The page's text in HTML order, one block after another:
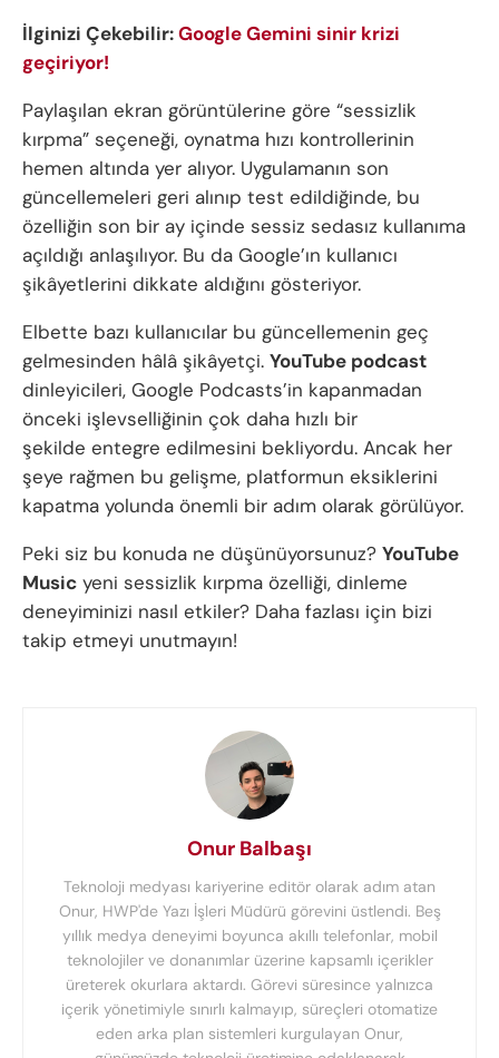
İlginizi Çekebilir:Google Gemini sinir krizi
geçiriyor!
Paylaşılan ekran görüntülerine göre “sessizlik
kırpma” seçeneği, oynatma hızı kontrollerinin
hemen altında yer alıyor. Uygulamanın son
güncellemeleri geri alınıp test edildiğinde, bu
özelliğin son bir ay içinde sessiz sedasız kullanıma
açıldığı anlaşılıyor. Bu da Google’ın kullanıcı
şikâyetlerini dikkate aldığını gösteriyor.
Elbette bazı kullanıcılar bu güncellemenin geç
gelmesinden hâlâ şikâyetçi. YouTube podcast
dinleyicileri, Google Podcasts’in kapanmadan
önceki işlevselliğinin çok daha hızlı bir
şekilde entegre edilmesini bekliyordu. Ancak her
şeye rağmen bu gelişme, platformun eksiklerini
kapatma yolunda önemli bir adım olarak görülüyor.
Peki siz bu konuda ne düşünüyorsunuz? YouTube
Music yeni sessizlik kırpma özelliği, dinleme
deneyiminizi nasıl etkiler? Daha fazlası için bizi
takip etmeyi unutmayın!
Onur Balbaşı
Teknoloji medyası kariyerine editör olarak adım atan
Onur, HWP'de Yazı İşleri Müdürü görevini üstlendi. Beş
yıllık medya deneyimi boyunca akıllı telefonlar, mobil
teknolojiler ve donanımlar üzerine kapsamlı içerikler
üreterek okurlara aktardı. Görevi süresince yalnızca
içerik yönetimiyle sınırlı kalmayıp, süreçleri otomatize
eden arka plan sistemleri kurgulayan Onur,